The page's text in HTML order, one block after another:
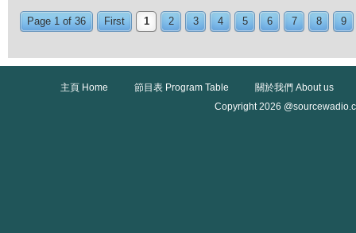
Page 1 of 36 First 1 2 3 4 5 6 7 8 9
主頁 Home 節目表 Program Table
關於我們 About us
Copyright 2026